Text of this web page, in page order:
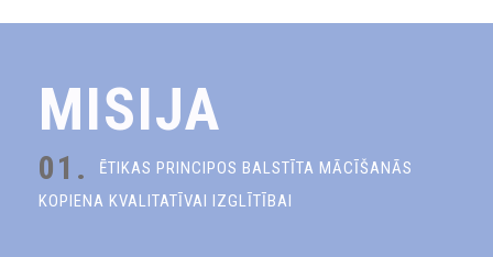
MISIJA
01.
ĒTIKAS PRINCIPOS BALSTĪTA MĀCĪŠANĀS
KOPIENA KVALITATĪVAI IZGLĪTĪBAI